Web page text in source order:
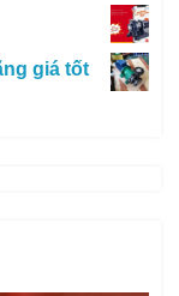
giá tốt